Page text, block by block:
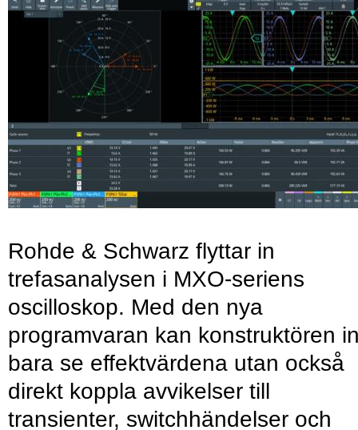
Rohde & Schwarz flyttar in
trefasanalysen i MXO-seriens
oscilloskop. Med den nya
programvaran kan konstruktören
bara se effektvärdena utan också
direkt koppla avvikelser till
transienter, switchhändelser och